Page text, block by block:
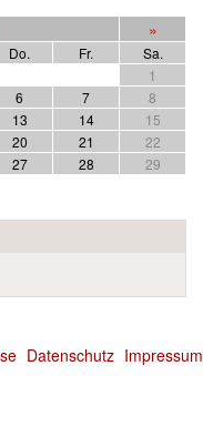
»
Do. Fr.
Sa.
1
6 7
8
13 14
15
20 21
22
27 28
29
Datenschutz Impressum